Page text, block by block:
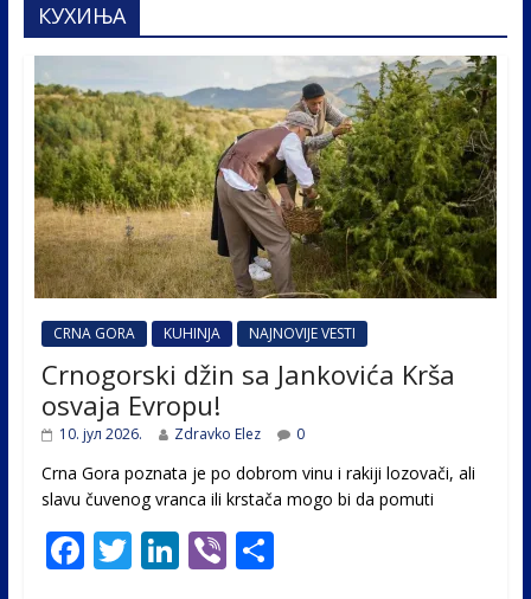
КУХИЊА
CRNA GORA KUHINJA NAJNOVIJE VESTI
Crnogorski džin sa Jankovića Krša
osvaja Evropu!
10. јул 2026. Zdravko Elez 0
Crna Gora poznata je po dobrom vinu i rakiji lozovači, ali
slavu čuvenog vranca ili krstača mogo bi da pomuti
F T Li Vi S